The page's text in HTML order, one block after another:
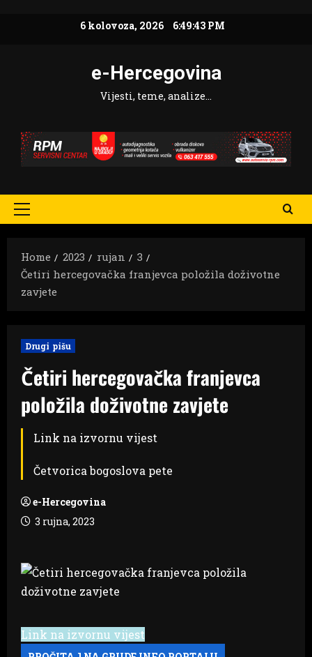
6 kolovoza, 2026 6:49:44 PM
e-Hercegovina
Vijesti, teme, analize…
Primary
Home
2023 rujan
3
Četiri hercegovačka franjevca položila doživotne
zavjete
Drugi pišu
Četiri hercegovačka franjevca
položila doživotne zavjete
Link na izvornu vijest
Četvorica bogoslova pete
e-Hercegovina
3 rujna, 2023
Link na izvornu vijest